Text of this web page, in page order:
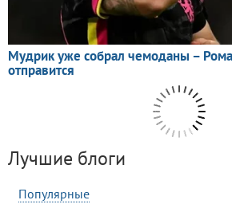
Лучшие блоги
Популярные